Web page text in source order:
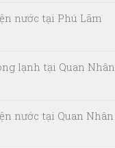
nước tại Phú Lãm
lạnh tại Quan Nhân
nước tại Quan Nhân